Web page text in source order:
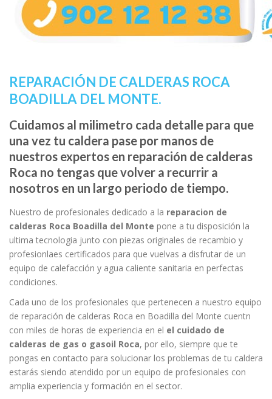
REPARACIÓN DE CALDERAS ROCA
BOADILLA DEL MONTE.
Cuidamos al milimetro cada detalle para que
una vez tu caldera pase por manos de
nuestros expertos en reparación de calderas
Roca no tengas que volver a recurrir a
nosotros en un largo periodo de tiempo.
Nuestro de profesionales dedicado a la reparacion de
calderas Roca Boadilla del Monte pone a tu disposición la
ultima tecnologia junto con piezas originales de recambio y
profesionlaes certificados para que vuelvas a disfrutar de un
equipo de calefacción y agua caliente sanitaria en perfectas
condiciones.
Cada uno de los profesionales que pertenecen a nuestro equipo
de reparación de calderas Roca en Boadilla del Monte cuentn
con miles de horas de experiencia en el el cuidado de
calderas de gas o gasoil Roca, por ello, siempre que te
pongas en contacto para solucionar los problemas de tu caldera
estarás siendo atendido por un equipo de profesionales con
amplia experiencia y formación en el sector.